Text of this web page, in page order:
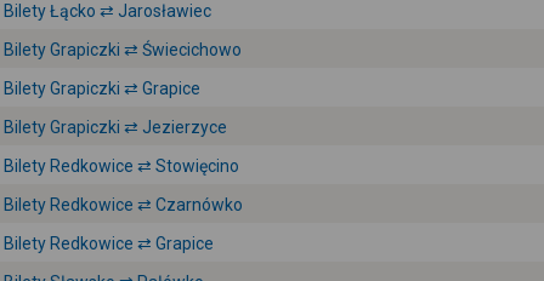
Bilety Łącko ⇄ Jarosławiec
Bilety Grapiczki ⇄ Świecichowo
Bilety Grapiczki ⇄ Grapice
Bilety Grapiczki ⇄ Jezierzyce
Bilety Redkowice ⇄ Stowięcino
Bilety Redkowice ⇄ Czarnówko
Bilety Redkowice ⇄ Grapice